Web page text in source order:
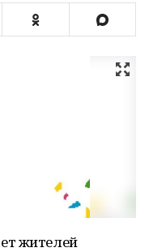
жителей